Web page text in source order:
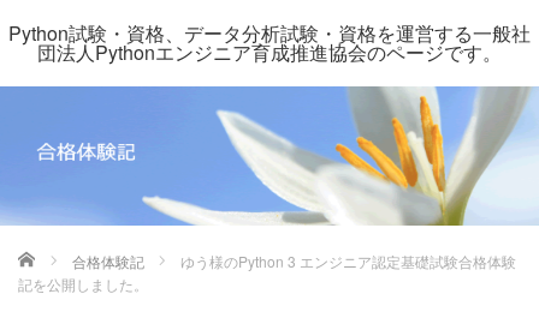
Python試験・資格、データ分析試験・資格を運営する一般社
団法人Pythonエンジニア育成推進協会のページです。
ホーム 合格体験記
ゆう様のPython 3 エンジニア認定基礎試験合格体験
記を公開しました。